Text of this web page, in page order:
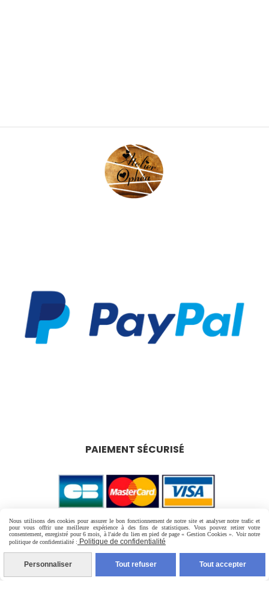
PAIEMENT SÉCURISÉ
LIVRAISON RAPIDE
Nous utilisons des cookies pour assurer le bon fonctionnement de notre site et analyser notre trafic et
pour vous offrir une meilleure expérience à des fins de statistiques. Vous pouvez retirer votre
consentement, enregistré pour 6 mois, à l'aide du lien en pied de page « Gestion Cookies ». Voir notre
politique de confidentialité : Politique de confidentialité
Personnaliser Tout refuser Tout accepter